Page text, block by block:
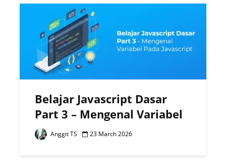
Belajar Javascript Dasar
Part 3 – Mengenal Variabel
Anggit TS 23 March 2026